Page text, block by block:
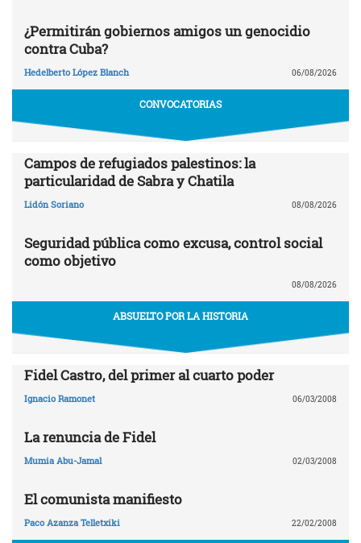
¿Permitirán gobiernos amigos un genocidio
contra Cuba?
Hedelberto López Blanch 06/08/2026
CONVOCATORIAS
Campos de refugiados palestinos: la
particularidad de Sabra y Chatila
Lidón Soriano 08/08/2026
Seguridad pública como excusa, control social
como objetivo
08/08/2026
ABSUELTO POR LA HISTORIA
Fidel Castro, del primer al cuarto poder
Ignacio Ramonet 06/03/2008
La renuncia de Fidel
Mumia Abu-Jamal 02/03/2008
El comunista manifiesto
Paco Azanza Telletxiki 22/02/2008